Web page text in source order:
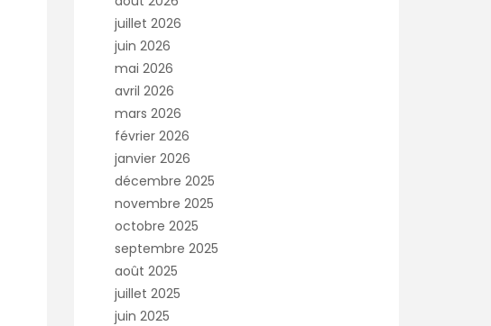
juillet 2026
juin 2026
mai 2026
avril 2026
mars 2026
février 2026
janvier 2026
décembre 2025
novembre 2025
octobre 2025
septembre 2025
août 2025
juillet 2025
juin 2025